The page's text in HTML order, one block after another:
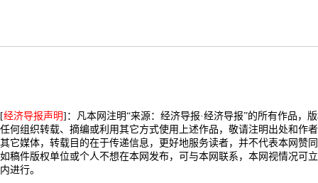
[经济导报声明]：凡本网注明“来源：经济导报·经济导报”的所有作品，
任何组织转载、摘编或利用其它方式使用上述作品，敬请注明出处和作
其它媒体，转载目的在于传递信息，更好地服务读者，并不代表本网赞
如稿件版权单位或个人不想在本网发布，可与本网联系，本网视情况可
内进行。